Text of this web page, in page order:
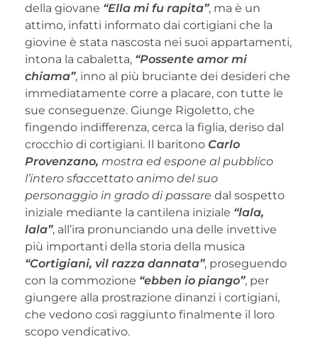
della giovane “Ella mi fu rapita”, ma è un
attimo, infatti informato dai cortigiani che la
giovine è stata nascosta nei suoi appartamenti,
intona la cabaletta, “Possente amor mi
chiama”, inno al più bruciante dei desideri che
immediatamente corre a placare, con tutte le
sue conseguenze. Giunge Rigoletto, che
fingendo indifferenza, cerca la figlia, deriso dal
crocchio di cortigiani. Il baritono Carlo
Provenzano, mostra ed espone al pubblico
l’intero sfaccettato animo del suo
personaggio in grado di passare dal sospetto
iniziale mediante la cantilena iniziale “lala,
lala”, all’ira pronunciando una delle invettive
più importanti della storia della musica
“Cortigiani, vil razza dannata”, proseguendo
con la commozione “ebben io piango”, per
giungere alla prostrazione dinanzi i cortigiani,
che vedono così raggiunto finalmente il loro
scopo vendicativo.